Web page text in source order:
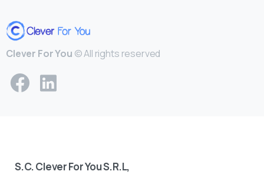
Clever For You © All rights reserved
S.C. Clever For You S.R.L,